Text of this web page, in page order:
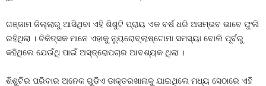
ଗଞ୍ଜାମ ଜିଲ୍ଲାରୁ ଆସିଥିବା ଏହି ଶିଶୁଟି ପ୍ରାୟ ଏକ ବର୍ଷ ଧରି ଅସମ୍ଭବ ଭାବେ ଫୁଲି
ରହିଥିଲା । ଚିକିତ୍ସକ ମାନେ ଏହାକୁ ନ୍ୟୁରୋବ୍ଲାଷ୍ଟୋମା ସମସ୍ୟା ବୋଲି ପୂର୍ବରୁ
କହିଥିଲେ ଯେଉଁଥି ପାଇଁ ଅସ୍ତ୍ରୋପଚାର ଆବଶ୍ୟକ ଥିଲା ।
ଶିଶୁଟିର ପରିବାର ଅନେକ ଗୁଡିଏ ଡାକ୍ତରଖାନାକୁ ଯାଇଥିଲେ ମଧ୍ୟ ସେଠାରେ ଏହି